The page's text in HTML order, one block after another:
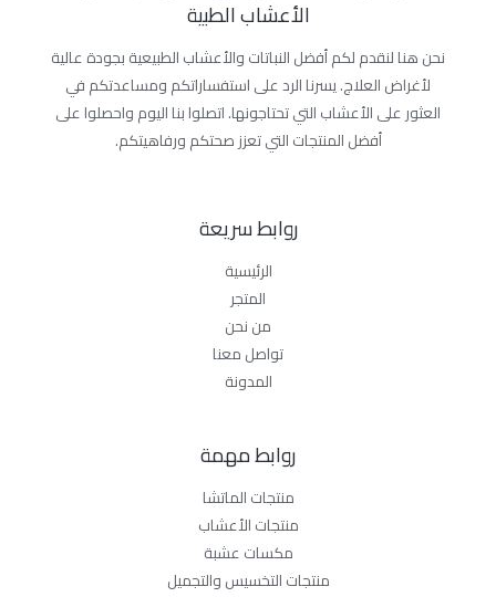
الأعشاب الطبية
نحن هنا لنقدم لكم أفضل النباتات والأعشاب الطبيعية بجودة عالية
لأغراض العلاج. يسرنا الرد على استفساراتكم ومساعدتكم في
العثور على الأعشاب التي تحتاجونها. اتصلوا بنا اليوم واحصلوا على
أفضل المنتجات التي تعزز صحتكم ورفاهيتكم.
روابط سريعة
الرئيسية
المتجر
من نحن
تواصل معنا
المدونة
روابط مهمة
منتجات الماتشا
منتجات الأعشاب
مكسات عشبة
منتجات التخسيس والتجميل